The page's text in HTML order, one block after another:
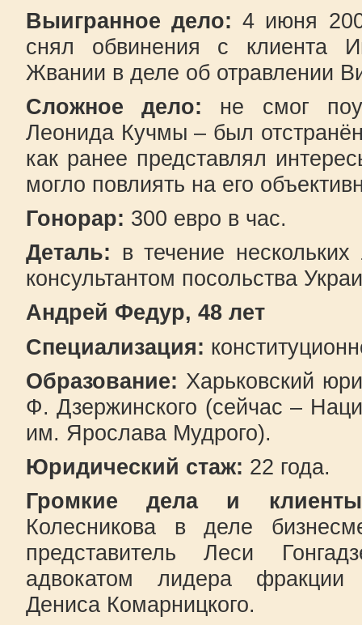
Выигранное дело: 4 июня
снял обвинения с клиента
Жвании в деле об отравлении
Сложное дело: не смог
Леонида Кучмы – был
как ранее представлял
могло повлиять на его
Гонорар: 300 евро в час.
Деталь: в течение
консультантом посольства
Андрей Федур, 48 лет
Специализация:
Образование: Харьковский
Ф. Дзержинского (сейчас –
им. Ярослава Мудрого).
Юридический стаж: 22 года.
Громкие дела и
Колесникова в деле
представитель Леси
адвокатом лидера фракции
Дениса Комарницкого.